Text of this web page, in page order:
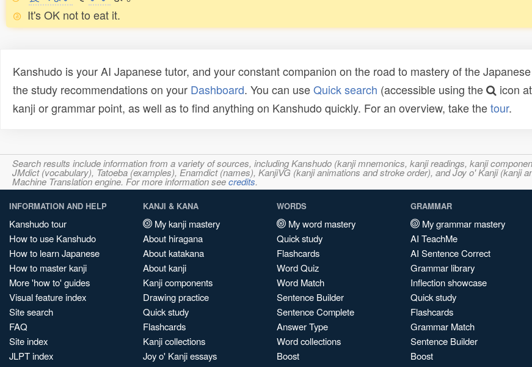
It's OK not to eat it.
Kanshudo is your AI Japanese tutor, and your constant companion on the road to mastery of the
the study recommendations on your Dashboard. You can useQuick search (accessible using the
icon
kanji or grammar point, as well as to find anything on Kanshudo quickly. For an overview, take thetour.
Search results include information from a variety of sources, including Kanshudo (kanji mnemonics, kanji readings, kanji
JMdict (vocabulary), Tatoeba (examples), Enamdict (names), KanjiVG (kanji animations and stroke order), and Joy o' Kanji (kanji
Machine Translation engine. For more information seecredits.
INFORMATION AND HELP
Kanshudo tour
How to use Kanshudo
How to learn Japanese
How to master kanji
More 'how to' guides
Visual feature index
Site search
FAQ
Site index
JLPT index
KANJI & KANA
My kanji mastery
About hiragana
About katakana
About kanji
Kanji components
Drawing practice
Quick study
Flashcards
Kanji collections
Joy o' Kanji essays
WORDS
My word mastery
Quick study
Flashcards
Word Quiz
Word Match
Sentence Builder
Sentence Complete
Answer Type
Word collections
Boost
GRAMMAR
My grammar mastery
AI TeachMe
AI Sentence Correct
Grammar library
Inflection showcase
Quick study
Flashcards
Grammar Match
Sentence Builder
Boost